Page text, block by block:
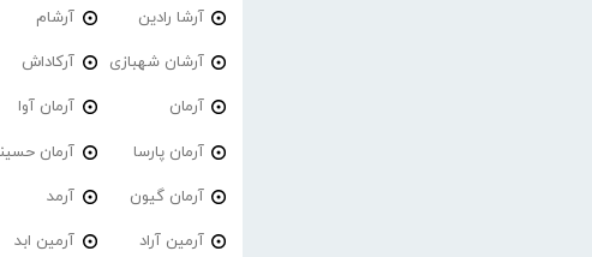
آرشا رادین آرشام
آرشان شهبازی آرکاداش
آرمان آرمان آوا
آرمان پارسا آرمان
آرمان گیون آرمد
آرمین آراد آرمین ابد